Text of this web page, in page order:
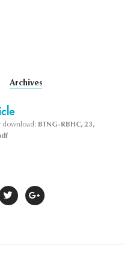
Archives
download: BTNG-RBHC, 23,